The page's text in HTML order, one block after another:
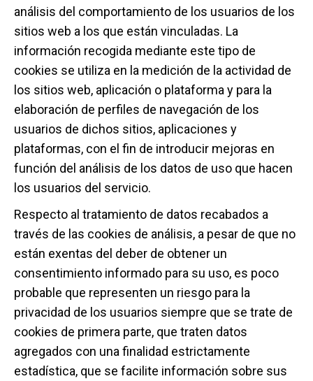
análisis del comportamiento de los usuarios de los
sitios web a los que están vinculadas. La
información recogida mediante este tipo de
cookies se utiliza en la medición de la actividad de
los sitios web, aplicación o plataforma y para la
elaboración de perfiles de navegación de los
usuarios de dichos sitios, aplicaciones y
plataformas, con el fin de introducir mejoras en
función del análisis de los datos de uso que hacen
los usuarios del servicio.
Respecto al tratamiento de datos recabados a
través de las cookies de análisis, a pesar de que no
están exentas del deber de obtener un
consentimiento informado para su uso, es poco
probable que representen un riesgo para la
privacidad de los usuarios siempre que se trate de
cookies de primera parte, que traten datos
agregados con una finalidad estrictamente
estadística, que se facilite información sobre sus